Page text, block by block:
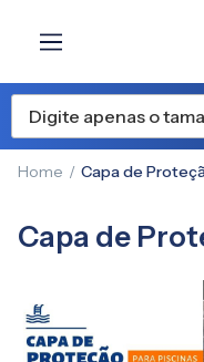
Home Capa de
Capa de